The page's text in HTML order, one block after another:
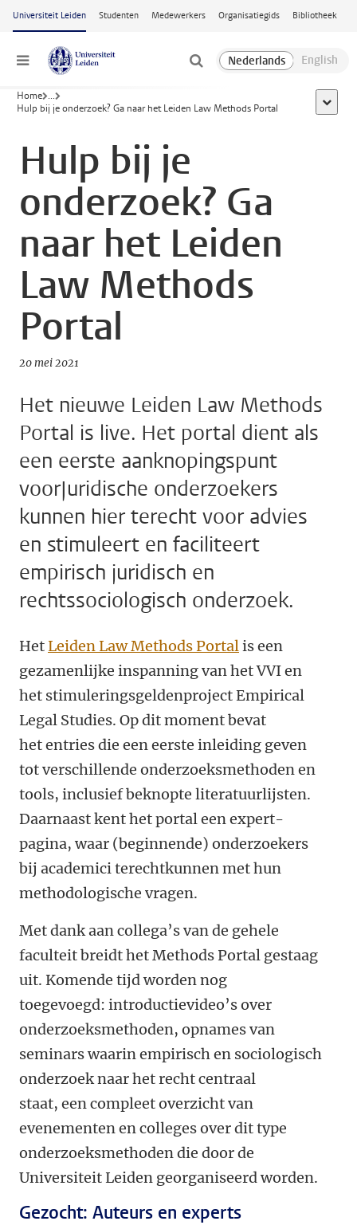
Ga naar hoofdinhoud
Universiteit Leiden Studenten Medewerkers Organisatiegids Bibliotheek
Menu
Home ...
Hulp bij je onderzoek? Ga naar het Leiden Law Methods Portal
toon
Hulp bij je
onderzoek? Ga
naar het Leiden
Law Methods
Portal
20 mei 2021
Het nieuwe Leiden Law Methods
Portal is live. Het portal dient als
een eerste aanknopingspunt
voorJuridische onderzoekers
kunnen hier terecht voor advies
en stimuleert en faciliteert
empirisch juridisch en
rechtssociologisch onderzoek.
HetLeiden Law Methods Portalis een
gezamenlijke inspanning van het VVI en
het stimuleringsgeldenproject Empirical
Legal Studies. Op dit moment bevat
het entries die een eerste inleiding geven
tot verschillende onderzoeksmethoden en
tools, inclusief beknopte literatuurlijsten.
Daarnaast kent het portal een expert-
pagina, waar (beginnende) onderzoekers
bij academici terechtkunnen met hun
methodologische vragen.
Met dank aan collega’s van de gehele
faculteit breidt het Methods Portal gestaag
uit. Komende tijd worden nog
toegevoegd: introductievideo’s over
onderzoeksmethoden, opnames van
seminars waarin empirisch en sociologisch
onderzoek naar het recht centraal
staat, een compleet overzicht van
evenementen en colleges over dit type
onderzoeksmethoden die door de
Universiteit Leiden georganiseerd worden.
Gezocht: Auteurs en experts